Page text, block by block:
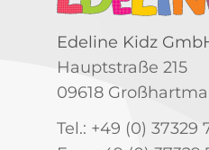
Edeline Kidz
Hauptstraße 215
09618
Tel.: +49 (0) 37329